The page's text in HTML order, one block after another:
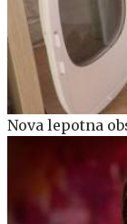
Nova lepotna